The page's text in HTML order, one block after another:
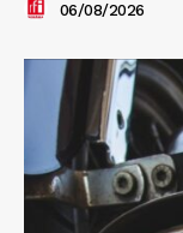
06/08/2026